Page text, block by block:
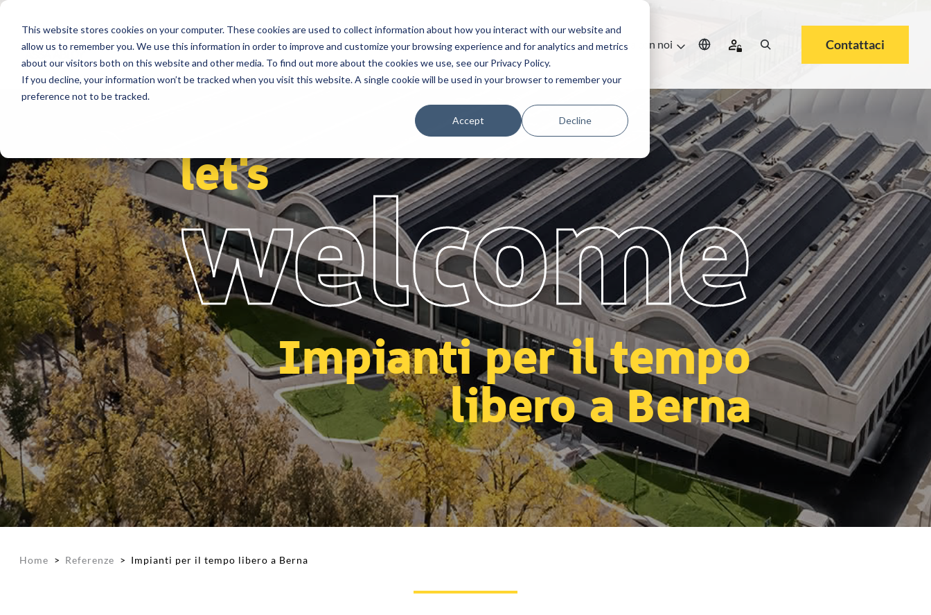
This website stores cookies on your computer. These cookies are used to collect information about how you interact with our website and
allow us to remember you. We use this information in order to improve and customize your browsing experience and for analytics and metrics
about our visitors both on this website and other media. To find out more about the cookies we use, see our Privacy Policy.
If you decline, your information won’t be tracked when you visit this website. A single cookie will be used in your browser to remember your
preference not to be tracked.
Accept Decline
Destinazioni Soluzioni Referenze Servizi Partners Chi siamo Lavora con noi Contattaci
let's
welcome
Impianti per il tempo
libero a Berna
Home > Referenze > Impianti per il tempo libero a Berna